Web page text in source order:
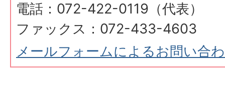
電話：072-422-0119（代表）
ファックス：072-433-4603
メールフォームによるお問い合